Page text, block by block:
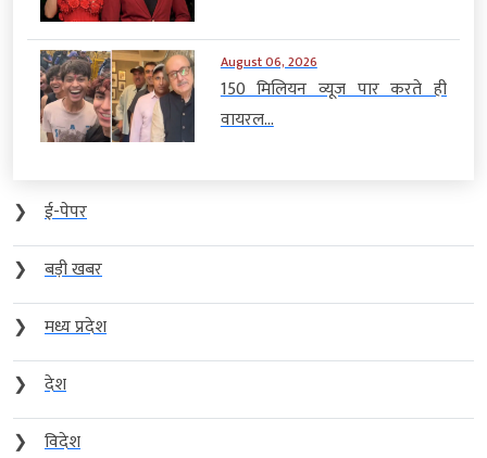
August 06, 2026
150 मिलियन व्यूज पार करते ही
वायरल...
❯
ई-पेपर
❯
बड़ी खबर
❯
मध्य प्रदेश
❯
देश
❯
विदेश